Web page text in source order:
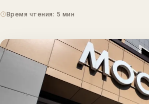
Время чтения: 5 мин